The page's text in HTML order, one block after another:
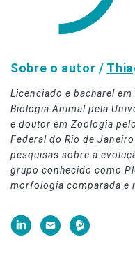
Sobre o autor /
Licenciado e bacharel
Biologia Animal pela
e doutor em Zoologia
Federal do Rio de
pesquisas sobre a
grupo conhecido como
morfologia comparada e